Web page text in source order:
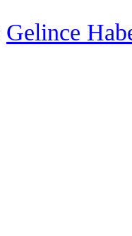
Gelince